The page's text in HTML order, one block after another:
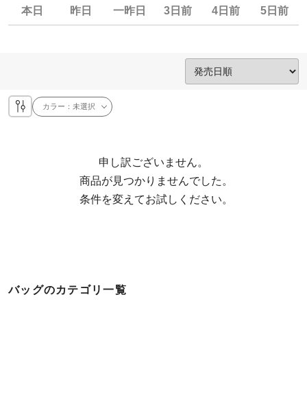
本日 昨日 一昨日 3日前 4日前 5日前
カラー：未選択
申し訳ございません。
  条件を変えてお試しください。
バッグのカテゴリ一覧